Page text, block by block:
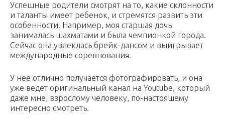
Успешные родители смотрят на то, какие склонности
и таланты имеет ребенок, и стремятся развить эти
особенности. Например, моя старшая дочь
занималась шахматами и была чемпионкой города.
Сейчас она увлеклась брейк-дансом и выигрывает
международные соревнования.
У нее отлично получается фотографировать, и она
уже ведет оригинальный канал на Youtube, который
даже мне, взрослому человеку, по-настоящему
интересно смотреть.